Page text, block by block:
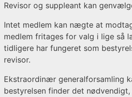
Revisor og suppleant kan
Intet medlem kan nægte at
medlem fritages for valg i lige så
tidligere har fungeret som
revisor.
Ekstraordinær generalforsamling
bestyrelsen finder det